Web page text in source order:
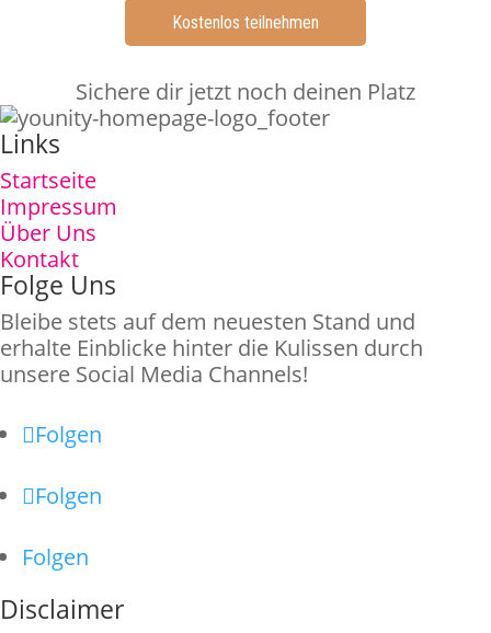
Kostenlos teilnehmen
Sichere dir jetzt noch deinen Platz
Links
Startseite
Impressum
Über Uns
Kontakt
Folge Uns
Bleibe stets auf dem neuesten Stand und
erhalte Einblicke hinter die Kulissen durch
unsere Social Media Channels!
Folgen
Folgen
Folgen
Disclaimer